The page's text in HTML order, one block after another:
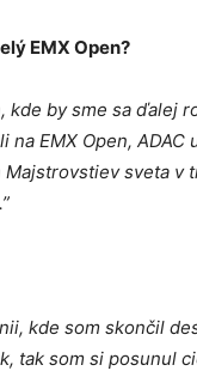
EMX Open?
kde by sme sa ďalej
EMX Open, ADAC
sveta v
kde som skončil
tak som si posunul